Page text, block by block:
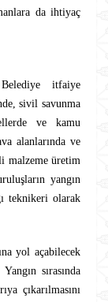
da ihtiyaç
itfaiye
sivil savunma
ve kamu
alanlarında ve
malzeme üretim
yangın
teknikeri olarak
yol açabilecek
sırasında
çıkarılmasını